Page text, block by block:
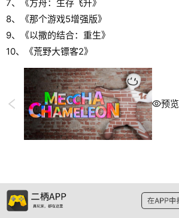
7、《方舟：生存飞升》
8、《那个游戏5增强版》
9、《以撒的结合：重生》
10、《荒野大镖客2》
预览